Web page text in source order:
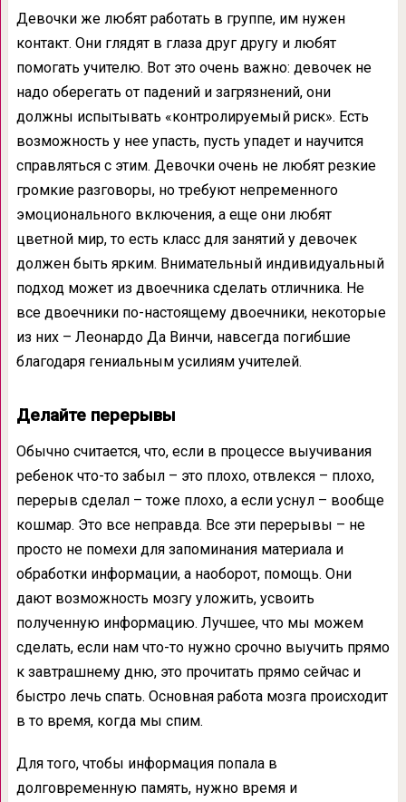
Девочки же любят работать в группе, им нужен
контакт. Они глядят в глаза друг другу и любят
помогать учителю. Вот это очень важно: девочек не
надо оберегать от падений и загрязнений, они
должны испытывать «контролируемый риск». Есть
возможность у нее упасть, пусть упадет и научится
справляться с этим. Девочки очень не любят резкие
громкие разговоры, но требуют непременного
эмоционального включения, а еще они любят
цветной мир, то есть класс для занятий у девочек
должен быть ярким. Внимательный индивидуальный
подход может из двоечника сделать отличника. Не
все двоечники по-настоящему двоечники, некоторые
из них – Леонардо Да Винчи, навсегда погибшие
благодаря гениальным усилиям учителей.
Делайте перерывы
Обычно считается, что, если в процессе выучивания
ребенок что-то забыл – это плохо, отвлекся – плохо,
перерыв сделал – тоже плохо, а если уснул – вообще
кошмар. Это все неправда. Все эти перерывы – не
просто не помехи для запоминания материала и
обработки информации, а наоборот, помощь. Они
дают возможность мозгу уложить, усвоить
полученную информацию. Лучшее, что мы можем
сделать, если нам что-то нужно срочно выучить прямо
к завтрашнему дню, это прочитать прямо сейчас и
быстро лечь спать. Основная работа мозга происходит
в то время, когда мы спим.
Для того, чтобы информация попала в
долговременную память, нужно время и